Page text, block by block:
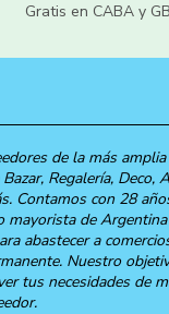
Gratis en CABA y
de la más
Regalería, Deco,
Contamos con 28
mayorista de
abastecer a
Nuestro
tus necesidades de